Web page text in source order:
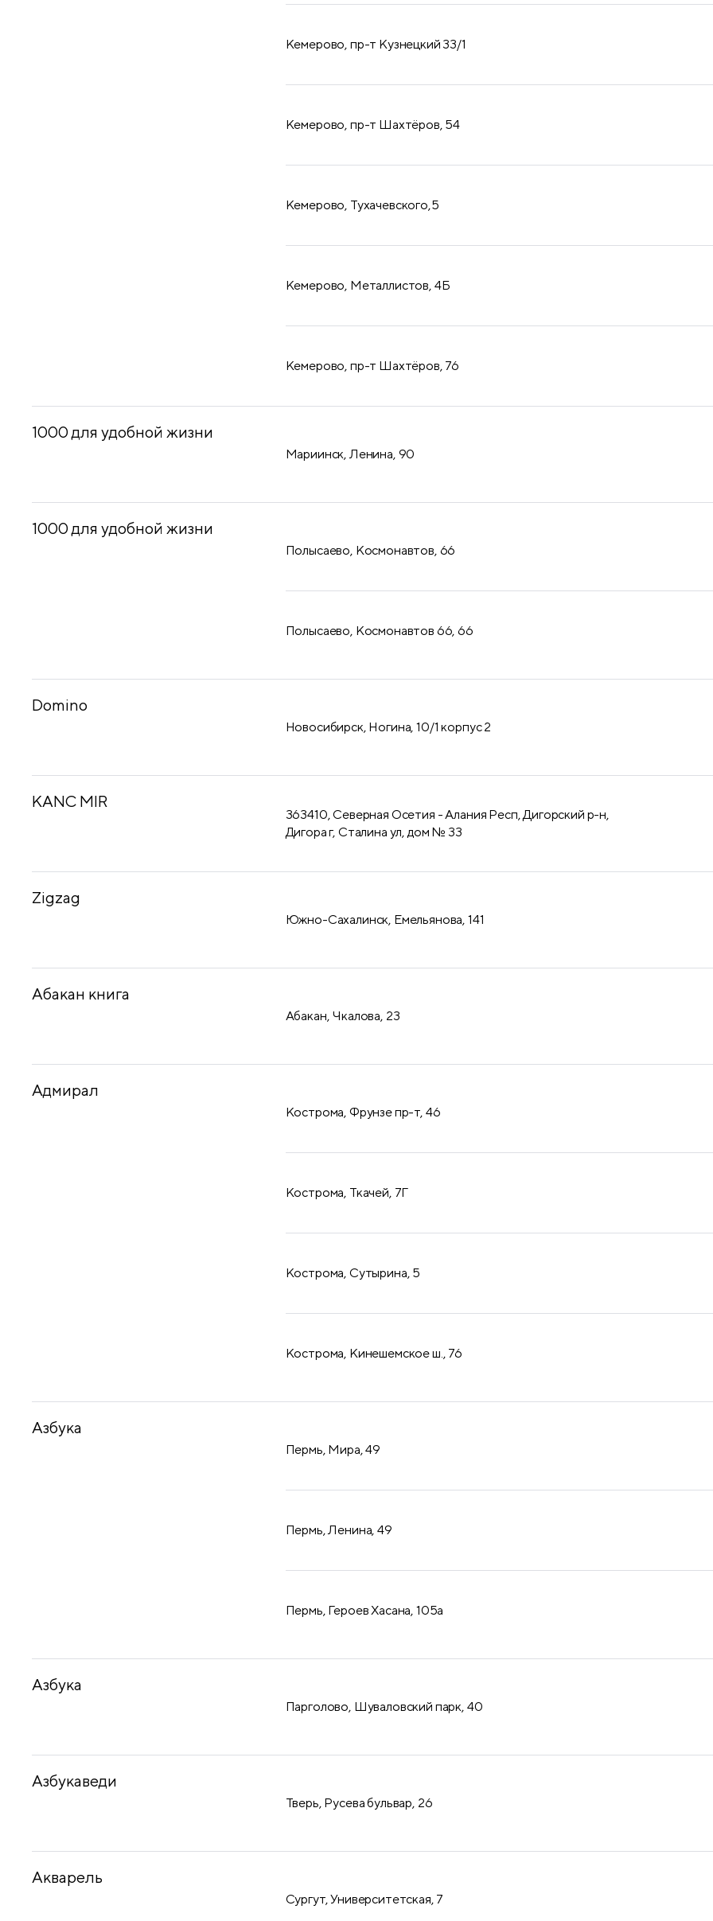
​Кемерово, пр-т Кузнецкий 33/1
​Кемерово, пр-т Шахтёров, 54
​Кемерово, Тухачевского,5
​Кемерово, Металлистов, 4Б
​Кемерово, пр-т Шахтёров, 76
1000 для удобной жизни
Мариинск, Ленина, 90
1000 для удобной жизни
Полысаево, Космонавтов, 66
Полысаево, Космонавтов 66, 66
Domino
Новосибирск, Ногина, 10/1 корпус 2
KANC MIR
363410, Северная Осетия - Алания Респ, Дигорский р-н,
Дигора г, Сталина ул, дом № 33
Zigzag
Южно-Сахалинск, Емельянова, 141
Абакан книга
Абакан, Чкалова, 23
Адмирал
Кострома, Фрунзе пр-т, 46
Кострома, Ткачей, 7Г
Кострома, Сутырина, 5
Кострома, Кинешемское ш., 76
Азбука
Пермь, Мира, 49
Пермь, Ленина, 49
Пермь, Героев Хасана, 105а
Азбука
Парголово, Шуваловский парк, 40
Азбукаведи
Тверь, Русева бульвар, 26
Акварель
Сургут, Университетская, 7